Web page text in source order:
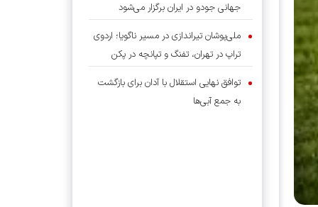
جهانی جودو در ایران برگزار می‌شود
ملی‌پوشان تیراندازی در مسیر ناگویا؛ اردوی
تراپ در تهران، تفنگ و تپانچه در پکن
توافق نهایی استقلال با آدان برای بازگشت
به جمع آبی‌ها